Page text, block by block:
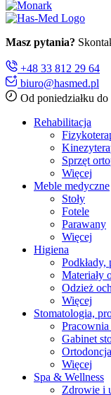
Masz pytania?
+48 33 812 29 64
biuro@hasmed.pl
Od poniedziałku
Rehabilitacja
Sprzęt
Więcej
Meble medyczne
Stoły
Fotele
Parawany
Więcej
Higiena
Materiały
Odzież
Więcej
Stomatologia,
Gabinet
Ortodoncja
Więcej
Spa & Wellness
Zdrowie i